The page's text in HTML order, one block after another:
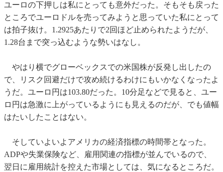
ユーロの下押しは私にとっても意外だった。そもそも戻った
ところでユーロドルを売ってみようと思っていた私にとって
は拍子抜け。1.2925あたりで2回ほど止められたようだが、
1.28台まで突っ込むような勢いはなし。
やはり横でグローベックスでの米国株が反発し出したの
で、リスク回避だけで攻め続けるわけにもいかなくなったよ
うだ。ユーロ円は103.80だった。10分足などで見ると、ユー
ロ円は急激に上がっているようにも見えるのだが、でも値幅
はたいしたことはない。
そしていよいよアメリカの経済指標の時間帯となった。
ADPや失業保険など、雇用関連の指標が並んでいるので、
翌日に雇用統計を控えた市場としては、気になるところだ。